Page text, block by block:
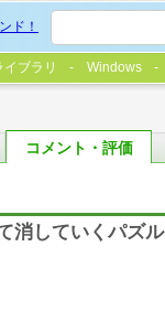
コメント・評価
消していくパズル
ド！
イブラリ Windows